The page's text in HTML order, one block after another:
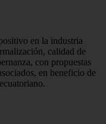
en la industria
calidad de
con propuestas
en beneficio de